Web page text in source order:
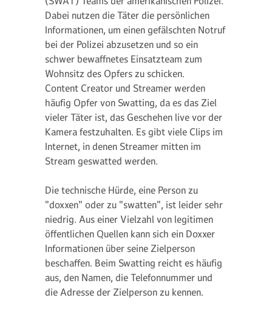
Dabei nutzen die Täter die persönlichen
Informationen, um einen gefälschten Notruf
bei der Polizei abzusetzen und so ein
schwer bewaffnetes Einsatzteam zum
Wohnsitz des Opfers zu schicken.
Content Creator und Streamer werden
häufig Opfer von Swatting, da es das Ziel
vieler Täter ist, das Geschehen live vor der
Kamera festzuhalten. Es gibt viele Clips im
Internet, in denen Streamer mitten im
Stream geswatted werden.
Die technische Hürde, eine Person zu
"doxxen" oder zu "swatten", ist leider sehr
niedrig. Aus einer Vielzahl von legitimen
öffentlichen Quellen kann sich ein Doxxer
Informationen über seine Zielperson
beschaffen. Beim Swatting reicht es häufig
aus, den Namen, die Telefonnummer und
die Adresse der Zielperson zu kennen.